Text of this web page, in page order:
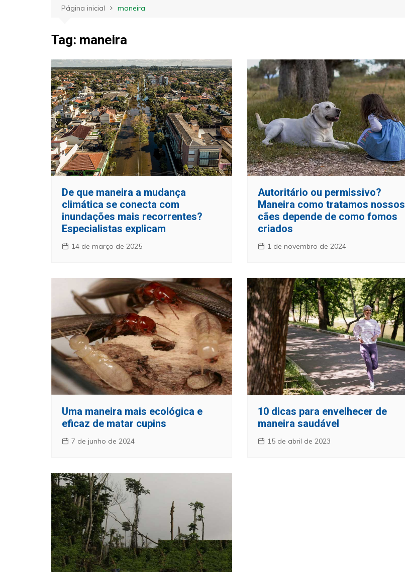
Página inicial maneira
Tag: maneira
De que maneira a mudança
climática se conecta com
inundações mais recorrentes?
Especialistas explicam
14 de março de 2025
Autoritário ou permissivo?
Maneira como tratamos nossos
cães depende de como fomos
criados
1 de novembro de 2024
Uma maneira mais ecológica e
eficaz de matar cupins
7 de junho de 2024
10 dicas para envelhecer de
maneira saudável
15 de abril de 2023